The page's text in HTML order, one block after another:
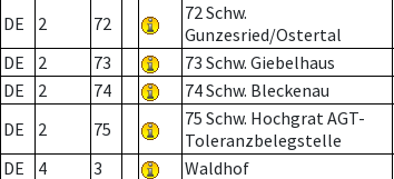
DE 2 72
72 Schw.
Gunzesried/Ostertal
DE
2 73 73 Schw. Giebelhaus
DE
2 74 74 Schw. Bleckenau
DE
2 75
75 Schw. Hochgrat AGT-
Toleranzbelegstelle
DE
4 3 Waldhof